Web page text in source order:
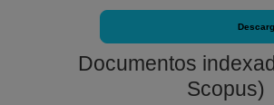
Documentos
Scopus)